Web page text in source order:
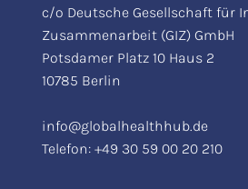
c/o Deutsche Gesellschaft für
Zusammenarbeit (GIZ) GmbH
Potsdamer Platz 10 Haus 2
10785 Berlin
info@globalhealthhub.de
Telefon: +49 30 59 00 20 210